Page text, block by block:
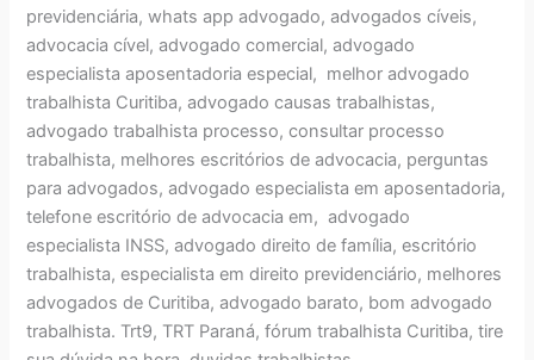
previdenciária, whats app advogado, advogados cíveis,
advocacia cível, advogado comercial, advogado
especialista aposentadoria especial, melhor advogado
trabalhista Curitiba, advogado causas trabalhistas,
advogado trabalhista processo, consultar processo
trabalhista, melhores escritórios de advocacia, perguntas
para advogados, advogado especialista em aposentadoria,
telefone escritório de advocacia em, advogado
especialista INSS, advogado direito de família, escritório
trabalhista, especialista em direito previdenciário, melhores
advogados de Curitiba, advogado barato, bom advogado
trabalhista. Trt9, TRT Paraná, fórum trabalhista Curitiba, tire